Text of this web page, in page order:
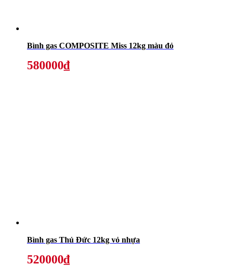
Bình gas COMPOSITE Miss 12kg màu đỏ
580000₫
Bình gas Thủ Đức 12kg vỏ nhựa
520000₫